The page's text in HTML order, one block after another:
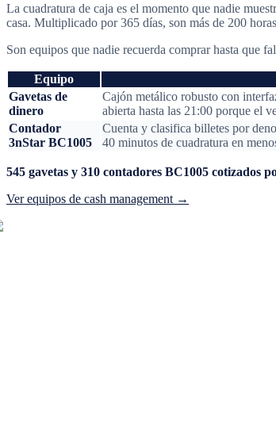
La cuadratura de caja es el momento que nadie
casa. Multiplicado por 365 días, son más de 200
Son equipos que nadie recuerda comprar hasta que
Equipo
Gavetas de
dinero
Cajón metálico robusto con
abierta hasta las 21:00 porque el
Contador
3nStar BC1005
Cuenta y clasifica billetes por
40 minutos de cuadratura en
545 gavetas y 310 contadores BC1005 cotizados
Ver equipos de cash management →